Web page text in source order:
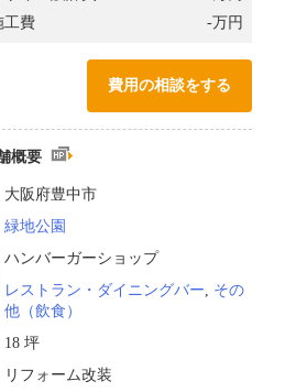
工費 -万円
費用の相談をする
概要
大阪府豊中市
緑地公園
ハンバーガーショップ
レストラン・ダイニングバー, その
他（飲食）
18 坪
リフォーム改装